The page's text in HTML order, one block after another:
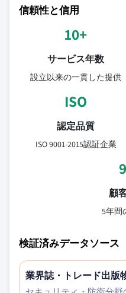
信頼性と信用
10+
サービス年数
設立以来の一貫した提供
ISO
認定品質
ISO 9001-2015認証企業
顧
5年間
検証済みデータソース
業界誌・トレード出版